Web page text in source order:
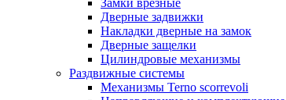
Замки врезные
Дверные задвижки
Накладки дверные на замок
Дверные защелки
Цилиндровые механизмы
Раздвижные системы
Механизмы Terno scorrevoli